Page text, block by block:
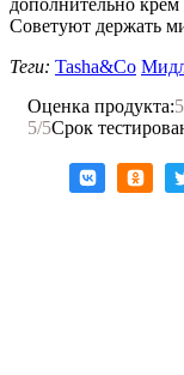
Советуют держать
Теги: Tasha&Co
Оценка продукта:5
5/5Срок